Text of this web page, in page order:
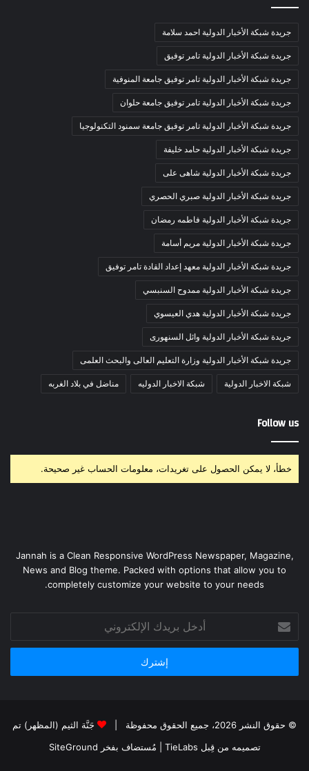
جريدة شبكة الأخبار الدولية احمد سلامة
جريدة شبكة الأخبار الدولية تامر توفيق
جريدة شبكة الأخبار الدولية تامر توفيق جامعة المنوفية
جريدة شبكة الأخبار الدولية تامر توفيق جامعة حلوان
جريدة شبكة الأخبار الدولية تامر توفيق جامعة سمنود التكنولوجيا
جريدة شبكة الأخبار الدولية حامد خليفة
جريدة شبكة الأخبار الدولية شاهى على
جريدة شبكة الأخبار الدولية صبري الحصري
جريدة شبكة الأخبار الدولية فاطمه رمضان
جريدة شبكة الأخبار الدولية مريم أسامة
جريدة شبكة الأخبار الدولية معهد إعداد القادة تامر توفيق
جريدة شبكة الأخبار الدولية ممدوح السنبسي
جريدة شبكة الأخبار الدولية هدي العيسوي
جريدة شبكة الأخبار الدولية وائل السنهورى
جريدة شبكة الأخبار الدولية وزارة التعليم العالى والبحث العلمى
شبكة الاخبار الدولية شبكة الاخبار الدوليه مناضل في بلاد الغربه
Follow us
خطأ، لا يمكن الحصول على تغريدات، معلومات الحساب غير صحيحة.
Jannah is a Clean Responsive WordPress Newspaper, Magazine,
News and Blog theme. Packed with options that allow you to
completely customize your website to your needs.
بريدك
الإلكتروني
© حقوق النشر 2026، جميع الحقوق محفوظة |
جَنَّة الثيم (المظهر) تم
تصميمه من قِبل TieLabs
| مُستضاف بفخر SiteGround